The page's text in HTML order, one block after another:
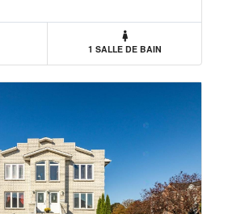
1 SALLE DE BAIN